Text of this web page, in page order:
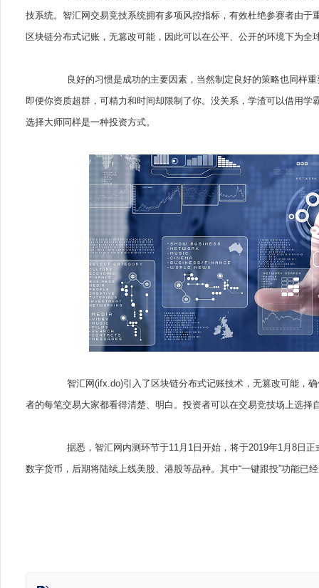
技系统。智汇网交易竞技系统拥有多项风控指标，有效杜绝参赛者由
区块链分布式记账，无篡改可能，因此可以在公平、公开的环境下为全
良好的习惯是成功的主要因素，当然制定良好的策略也同样重
即便你资质超群，可精力和时间却限制了你。没关系，学渣可以借用
选择大师同样是一种投资方式。
智汇网(ifx.do)引入了区块链分布式记账技术，无篡改可能，确
者的每笔交易大家都看得清楚、明白。投资者可以在交易竞技场上选
据悉，智汇网内测环节于11月1日开始，将于2019年1月8日正
数字货币，后期将陆续上线美股、港股等品种。其中“一键跟投”功能已